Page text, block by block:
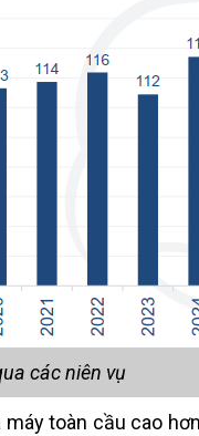
các niên vụ
toàn cầu cao